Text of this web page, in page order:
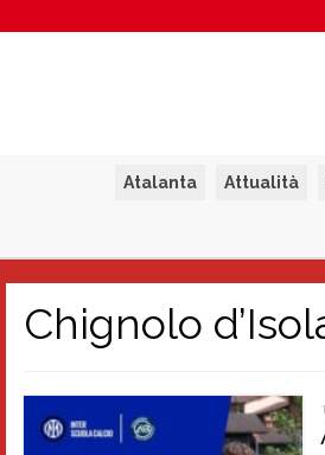
Atalanta Attualità
Chignolo